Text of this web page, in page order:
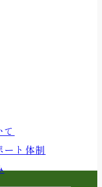
ート体制